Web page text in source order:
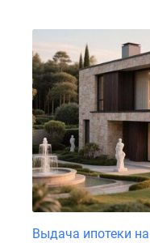
Траншевая
ипотека
Скидки
Рассрочка
Выдача ипотеки